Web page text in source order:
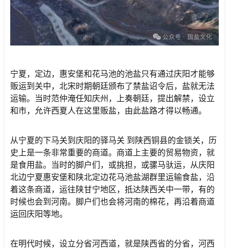
宁夏，定边，惠安堡和花马池的池盐只有通过庆阳才能够
贩运到关中，北宋时期朝廷颁布了禁盐诏令后，盐就无法
运输。当时范仲淹任知庆州，上奏朝廷，提出解禁，设立
和市，允许西夏人在这里贩盐，由此盐路才得以畅通。
从宁夏的下马关到庆阳的驿马关 到陕西铜县的金锁关，历
史上是一条非常重要的商道。商道上主要的贸易物资，就
是食用盐。当时的脚户们，或挑担，或骡马驮运，从庆阳
北边宁夏惠安堡和陕北定边花马池盐湖群里运输食盐，沿
着这条商道，运往陕甘宁地区，抵达陕西关中一带，有的
时候也会到河南。脚户们也会将河南的棉花，再沿着商道
运回庆阳等地。
在明代时候，设立分省河西道，就是陕西省的分省，河西